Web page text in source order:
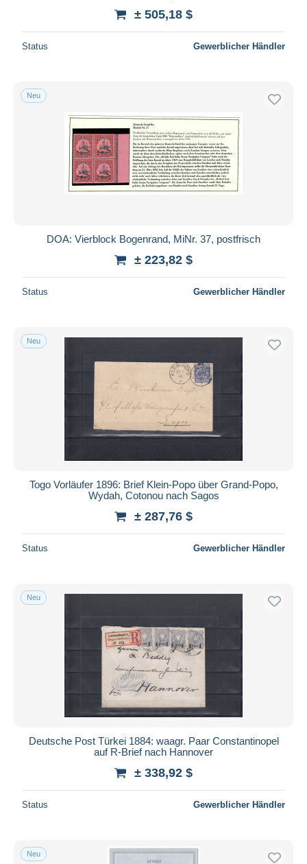
± 505,18 $
Status Gewerblicher Händler
Neu
DOA: Vierblock Bogenrand, MiNr. 37, postfrisch
± 223,82 $
Status Gewerblicher Händler
Neu
Togo Vorläufer 1896: Brief Klein-Popo über Grand-Popo,
Wydah, Cotonou nach Sagos
± 287,76 $
Status Gewerblicher Händler
Neu
Deutsche Post Türkei 1884: waagr. Paar Constantinopel
auf R-Brief nach Hannover
± 338,92 $
Status Gewerblicher Händler
Neu